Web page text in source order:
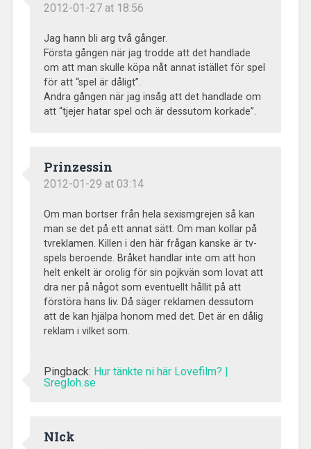
2012-01-27 at 18:56
Jag hann bli arg två gånger.
Första gången när jag trodde att det handlade
om att man skulle köpa nåt annat istället för spel
för att “spel är dåligt”.
Andra gången när jag insåg att det handlade om
att “tjejer hatar spel och är dessutom korkade”.
Prinzessin
2012-01-29 at 03:14
Om man bortser från hela sexismgrejen så kan
man se det på ett annat sätt. Om man kollar på
tvreklamen. Killen i den här frågan kanske är tv-
spels beroende. Bråket handlar inte om att hon
helt enkelt är orolig för sin pojkvän som lovat att
dra ner på något som eventuellt hållit på att
förstöra hans liv. Då säger reklamen dessutom
att de kan hjälpa honom med det. Det är en dålig
reklam i vilket som.
Pingback: Hur tänkte ni här Lovefilm? |
Sregloh.se
NIck